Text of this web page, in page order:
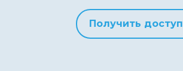
Получить доступ